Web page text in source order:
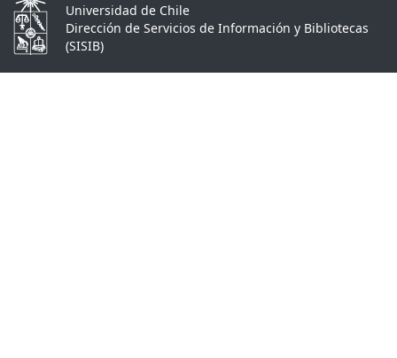
Universidad de Chile
Dirección de Servicios de Información y Bibliotecas
(SISIB)